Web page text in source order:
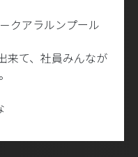
クアラルンプール
来て、社員みんなが